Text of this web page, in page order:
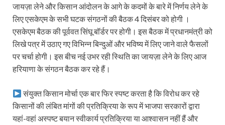
जायज़ा लेने और किसान आंदोलन के आगे के कदमों के बारे में निर्णय लेने के
लिए एसकेएम के सभी घटक संगठनों की बैठक 4 दिसंबर को होगी ।
एसकेएम बैठक की पूर्ववत सिंघू बॉर्डर पर होगी। इस बैठक में प्रधानमंत्री को
लिखे पत्र में उठाए गए विभिन्न बिन्दुओं और भविष्य में लिए जाने वाले फैसलों
पर चर्चा होगी। इस बीच नई उभर रही स्थिति का जायज़ा लेने के लिए आज
हरियाणा के संगठन बैठक कर रहे हैं।
संयुक्त किसान मोर्चा एक बार फिर स्पष्ट करता है कि विरोध कर रहे
किसानों की लंबित मांगों की प्रतिक्रिया के रूप में भाजपा सरकारों द्वारा
यहां-वहां अस्पष्ट बयान स्वीकार्य प्रतिक्रिया या आश्वासन नहीं हैं और